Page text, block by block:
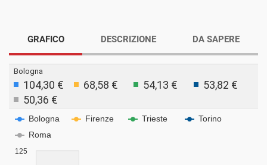
GRAFICO DESCRIZIONE DA SAPERE